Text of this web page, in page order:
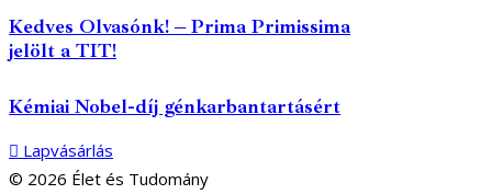
Kedves Olvasónk! – Prima Primissima
jelölt a TIT!
Kémiai Nobel-díj génkarbantartásért
Lapvásárlás
© 2026 Élet és Tudomány